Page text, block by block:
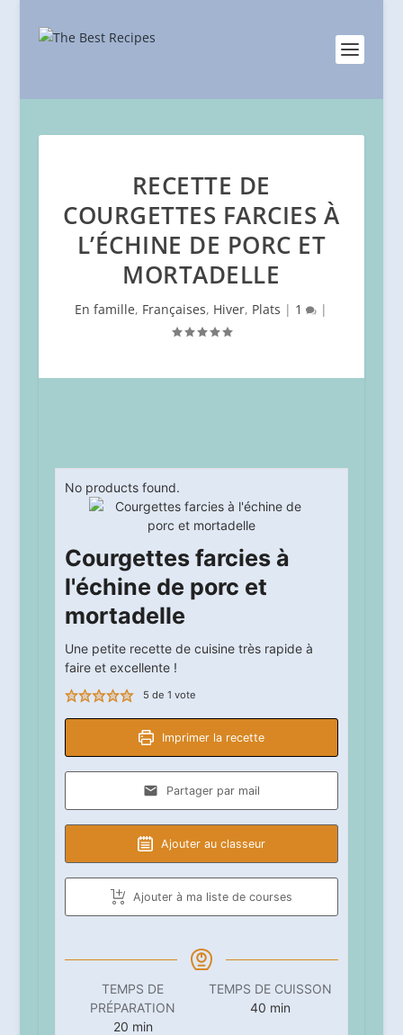
RECETTE DE
COURGETTES FARCIES À
L’ÉCHINE DE PORC ET
MORTADELLE
En famille, Françaises, Hiver, Plats | 1 |
No products found.
Courgettes farcies à
l'échine de porc et
mortadelle
Une petite recette de cuisine très rapide à
faire et excellente !
5 de 1 vote
Imprimer la recette
Partager par mail
Ajouter au classeur
Ajouter à ma liste de courses
TEMPS DE
PRÉPARATION
20minutes
min
TEMPS DE CUISSON
40minutes
min